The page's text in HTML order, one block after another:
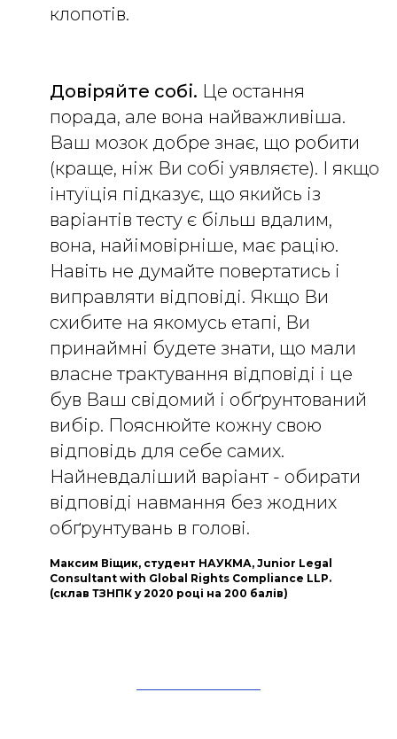
клопотів.
Довіряйте собі. Це остання
порада, але вона найважливіша.
Ваш мозок добре знає, що робити
(краще, ніж Ви собі уявляєте). І якщо
інтуїція підказує, що якийсь із
варіантів тесту є більш вдалим,
вона, найімовірніше, має рацію.
Навіть не думайте повертатись і
виправляти відповіді. Якщо Ви
схибите на якомусь етапі, Ви
принаймні будете знати, що мали
власне трактування відповіді і це
був Ваш свідомий і обґрунтований
вибір. Пояснюйте кожну свою
відповідь для себе самих.
Найневдаліший варіант - обирати
відповіді навмання без жодних
обґрунтувань в голові.
Максим Віщик, студент НАУКМА, Junior Legal
Consultant with Global Rights Compliance LLP.
(склав ТЗНПК у 2020 році на 200 балів)